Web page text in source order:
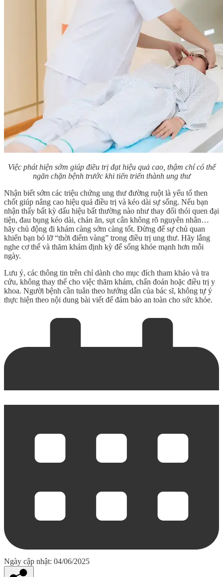
Việc phát hiện sớm giúp điều trị đạt hiệu quả cao, thậm chí có thể
ngăn chặn bệnh trước khi tiến triển thành ung thư
Nhận biết sớm các triệu chứng ung thư đường ruộtlà yếu tố then
chốt giúp nâng cao hiệu quả điều trị và kéo dài sự sống. Nếu bạn
nhận thấy bất kỳ dấu hiệu bất thường nào như thay đổi thói quen đại
tiện, đau bụng kéo dài, chán ăn, sụt cân không rõ nguyên nhân…
hãy chủ động đi khám càng sớm càng tốt. Đừng để sự chủ quan
khiến bạn bỏ lỡ “thời điểm vàng” trong điều trị ung thư. Hãy lắng
nghe cơ thể và thăm khám định kỳ để sống khỏe mạnh hơn mỗi
ngày.
Lưu ý, các thông tin trên chỉ dành cho mục đích tham khảo và tra
cứu, không thay thế cho việc thăm khám, chẩn đoán hoặc điều trị y
khoa. Người bệnh cần tuân theo hướng dẫn của bác sĩ, không tự ý
thực hiện theo nội dung bài viết để đảm bảo an toàn cho sức khỏe.
Ngày cập nhật: 04/06/2025